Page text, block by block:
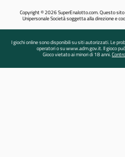
Copyright © 2026 SuperEnalotto.com. Questo
Unipersonale Società soggetta alla direzione e
I giochi online sono disponibili su siti autorizzati. Le
operatori o su www.adm.gov.it. Il gioco
Gioco vietato ai minori di 18 anni.